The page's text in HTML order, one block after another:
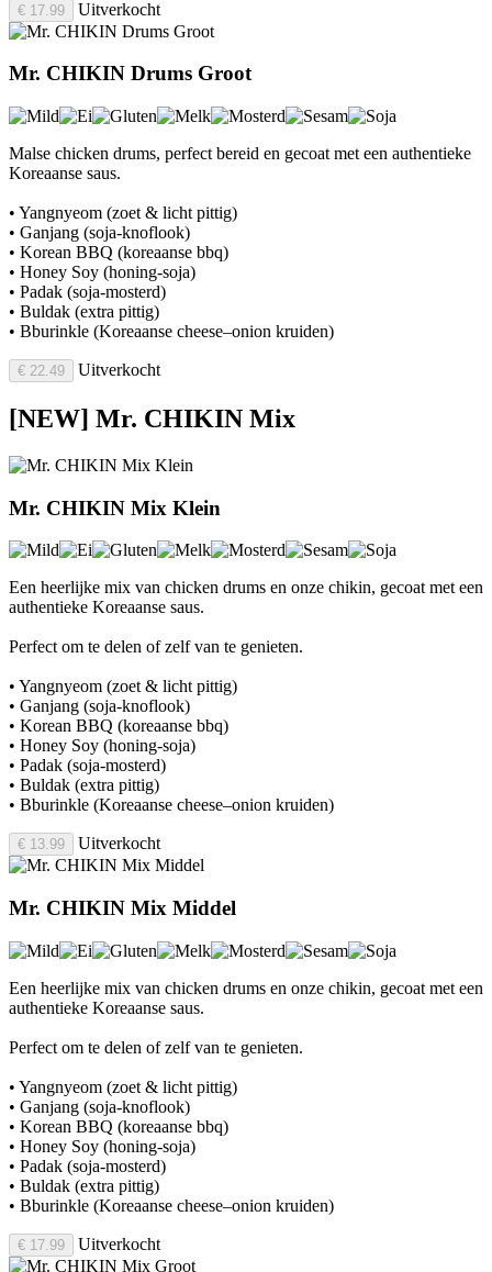
€ 17.99 Uitverkocht
Mr. CHIKIN Drums Groot
Malse chicken drums, perfect bereid en gecoat met een authentieke
Koreaanse saus.
• Yangnyeom (zoet & licht pittig)
• Ganjang (soja-knoflook)
• Korean BBQ (koreaanse bbq)
• Honey Soy (honing-soja)
• Padak (soja-mosterd)
• Buldak (extra pittig)
• Bburinkle (Koreaanse cheese–onion kruiden)
€ 22.49 Uitverkocht
[NEW] Mr. CHIKIN Mix
Mr. CHIKIN Mix Klein
Een heerlijke mix van chicken drums en onze chikin, gecoat met een
authentieke Koreaanse saus.
Perfect om te delen of zelf van te genieten.
• Yangnyeom (zoet & licht pittig)
• Ganjang (soja-knoflook)
• Korean BBQ (koreaanse bbq)
• Honey Soy (honing-soja)
• Padak (soja-mosterd)
• Buldak (extra pittig)
• Bburinkle (Koreaanse cheese–onion kruiden)
€ 13.99 Uitverkocht
Mr. CHIKIN Mix Middel
Een heerlijke mix van chicken drums en onze chikin, gecoat met een
authentieke Koreaanse saus.
Perfect om te delen of zelf van te genieten.
• Yangnyeom (zoet & licht pittig)
• Ganjang (soja-knoflook)
• Korean BBQ (koreaanse bbq)
• Honey Soy (honing-soja)
• Padak (soja-mosterd)
• Buldak (extra pittig)
• Bburinkle (Koreaanse cheese–onion kruiden)
€ 17.99 Uitverkocht